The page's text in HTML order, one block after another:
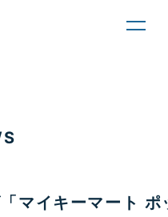
マイキーマート